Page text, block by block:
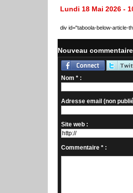
Lundi 18 Mai 2026 -
div id="taboola-below-article-
Nouveau
Nom * :
Adresse email (non
Site web :
Commentaire * :